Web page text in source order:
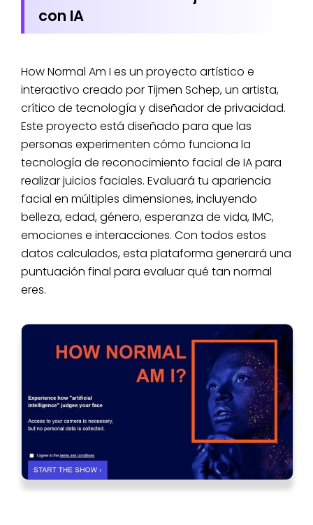
con IA
How Normal Am I es un proyecto artístico e
interactivo creado por Tijmen Schep, un artista,
crítico de tecnología y diseñador de privacidad.
Este proyecto está diseñado para que las
personas experimenten cómo funciona la
tecnología de reconocimiento facial de IA para
realizar juicios faciales. Evaluará tu apariencia
facial en múltiples dimensiones, incluyendo
belleza, edad, género, esperanza de vida, IMC,
emociones e interacciones. Con todos estos
datos calculados, esta plataforma generará una
puntuación final para evaluar qué tan normal
eres.